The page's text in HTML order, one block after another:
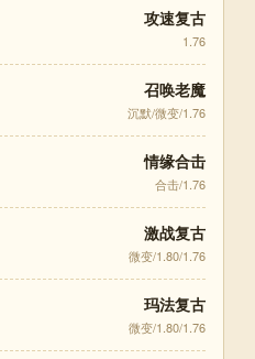
攻速复古
1.76
召唤老魔
沉默/微变/1.76
情缘合击
合击/1.76
激战复古
微变/1.80/1.76
玛法复古
微变/1.80/1.76